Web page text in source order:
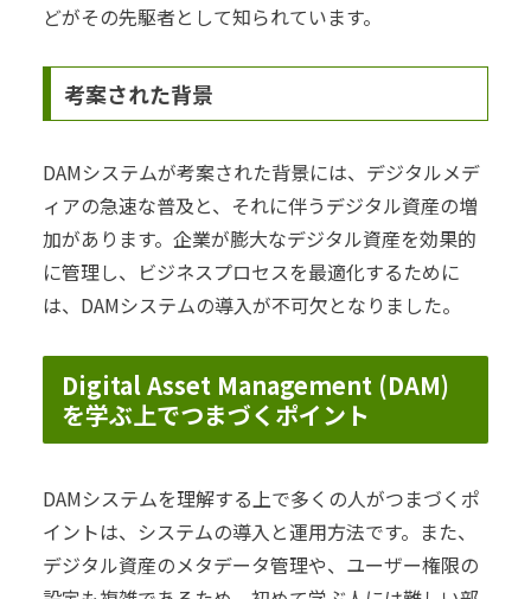
どがその先駆者として知られています。
考案された背景
DAMシステムが考案された背景には、デジタルメデ
ィアの急速な普及と、それに伴うデジタル資産の増
加があります。企業が膨大なデジタル資産を効果的
に管理し、ビジネスプロセスを最適化するために
は、DAMシステムの導入が不可欠となりました。
Digital Asset Management (DAM)
を学ぶ上でつまづくポイント
DAMシステムを理解する上で多くの人がつまづくポ
イントは、システムの導入と運用方法です。また、
デジタル資産のメタデータ管理や、ユーザー権限の